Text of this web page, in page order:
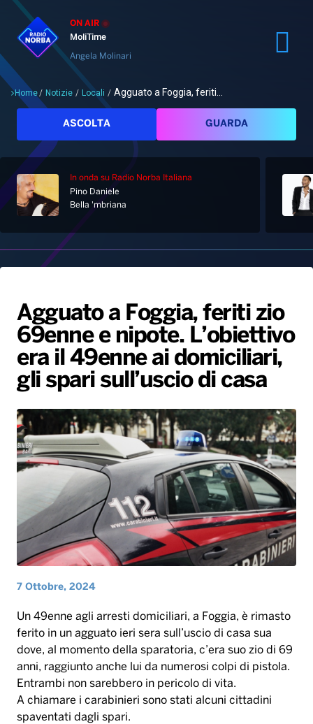
ON AIR
MoliTime
Angela Molinari
Cerca
Home
Radio
Hit Dance
Giochi&Concorsi
PALATOUR
Notizie
Locali
Musica e Spettacolo
Sport
Radio Norba Consiglia
Leggerissime
Playlist
Generale
Novità
Notiziario
Interviste
Oroscopo
Speciale Astrabilia 2026
Gallery
Radio Norba News TV
Voce al Bari
Battiti Live 2026
Gallery
Home/ Notizie / Locali / Agguato a Foggia, feriti...
ASCOLTA GUARDA
In onda su Radio Norba Italiana
Pino Daniele
Bella 'mbriana
Agguato a Foggia, feriti zio
69enne e nipote. L’obiettivo
era il 49enne ai domiciliari,
gli spari sull’uscio di casa
7 Ottobre, 2024
Un 49enne agli arresti domiciliari, a Foggia, è rimasto
ferito in un agguato ieri sera sull’uscio di casa sua
dove, al momento della sparatoria, c’era suo zio di 69
anni, raggiunto anche lui da numerosi colpi di pistola.
Entrambi non sarebbero in pericolo di vita.
A chiamare i carabinieri sono stati alcuni cittadini
spaventati dagli spari.